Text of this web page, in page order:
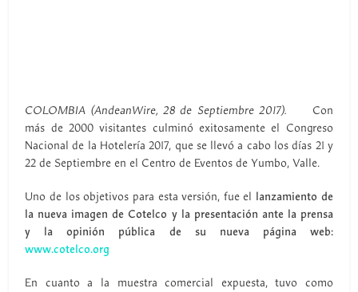
COLOMBIA (AndeanWire, 28 de Septiembre 2017).
Con
más de 2000 visitantes culminó exitosamente el Congreso
Nacional de la Hotelería 2017, que se llevó a cabo los días 21 y
22 de Septiembre en el Centro de Eventos de Yumbo, Valle.
Uno de los objetivos para esta versión, fue el lanzamiento de
la nueva imagen de Cotelco y la presentación ante la prensa
y la opinión pública de su nueva página web:
www.cotelco.org
En cuanto a la muestra comercial expuesta, tuvo como